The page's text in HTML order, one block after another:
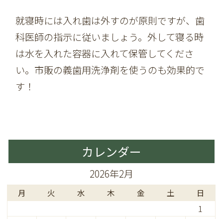
就寝時には入れ歯は外すのが原則ですが、歯
科医師の指示に従いましょう。外して寝る時
は水を入れた容器に入れて保管してくださ
い。市販の義歯用洗浄剤を使うのも効果的で
す！
カレンダー
2026年2月
月 火 水 木 金 土 日
1